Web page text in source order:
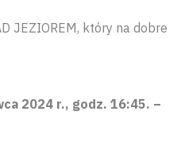
JEZIOREM, który na dobre
2024 r., godz. 16:45. –